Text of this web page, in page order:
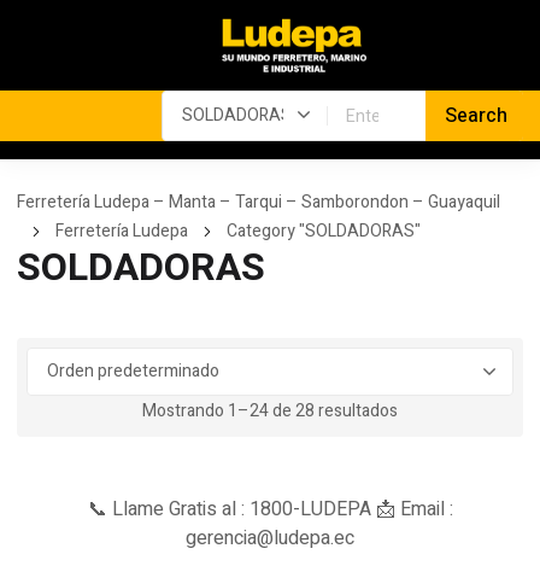
Ferretería Ludepa – Manta – Tarqui – Samborondon – Guayaquil
Ferretería Ludepa
Category "SOLDADORAS"
SOLDADORAS
Mostrando 1–24 de 28 resultados
📞 Llame Gratis al : 1800-LUDEPA 📩 Email :
gerencia@ludepa.ec